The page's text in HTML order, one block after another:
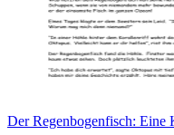
Der Regenbogenfisch: Eine